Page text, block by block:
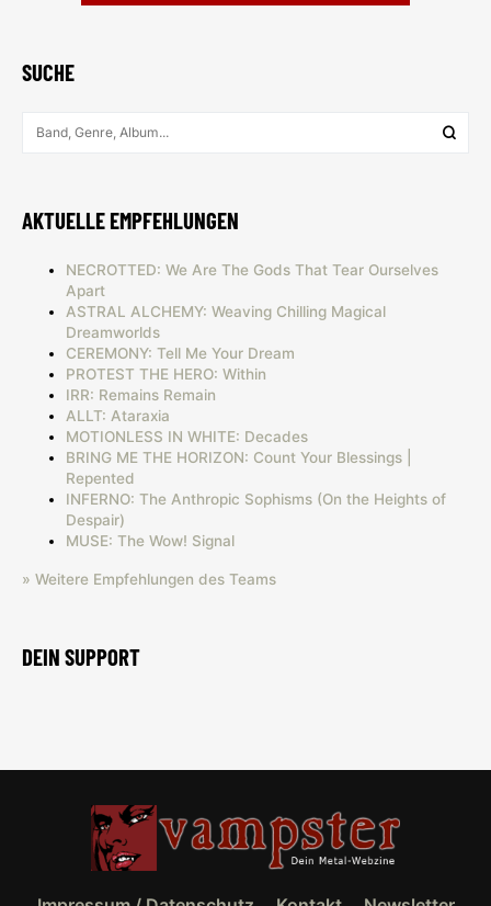
SUCHE
AKTUELLE EMPFEHLUNGEN
NECROTTED: We Are The Gods That Tear Ourselves
Apart
ASTRAL ALCHEMY: Weaving Chilling Magical
Dreamworlds
CEREMONY: Tell Me Your Dream
PROTEST THE HERO: Within
IRR: Remains Remain
ALLT: Ataraxia
MOTIONLESS IN WHITE: Decades
BRING ME THE HORIZON: Count Your Blessings |
Repented
INFERNO: The Anthropic Sophisms (On the Heights of
Despair)
MUSE: The Wow! Signal
» Weitere Empfehlungen des Teams
DEIN SUPPORT